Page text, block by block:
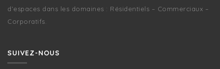
d’espaces dans les domaines : Résidentiels – Commerciaux –
Corporatifs.
SUIVEZ-NOUS